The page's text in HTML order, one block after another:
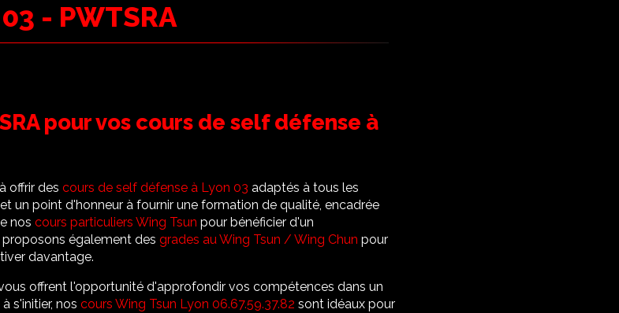
03 - PWTSRA
pour vos cours de self défense à
offrir des cours de self défense à Lyon 03 adaptés à tous les
un point d'honneur à fournir une formation de qualité, encadrée
nos cours particuliers Wing Tsun pour bénéficier d'un
également des grades au Wing Tsun / Wing Chun pour
davantage.
offrent l'opportunité d'approfondir vos compétences dans un
s'initier, nos cours Wing Tsun Lyon 06.67.59.37.82 sont idéaux pour